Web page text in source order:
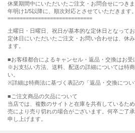
休業期間中にいただいたご注文・お問合せにつき
年明け1/5以降に、順次対応とさせていただきます。
============================
土曜日・日曜日、祝日が基本的な定休日となってお
定休日にいただいたご注文・お問い合わせは、休
ます。
■お客様都合によるキャンセル・返品・交換はお受
※お支払い方法、送料、配送の詳細については特
い。
※詳細は特商法に基づく表記の「返品・交換につい
■ご注文商品の欠品について
当店では、複数のサイトと在庫を共有しているた
売により売り切れの場合がございます。何卒ご了
申し上げます。